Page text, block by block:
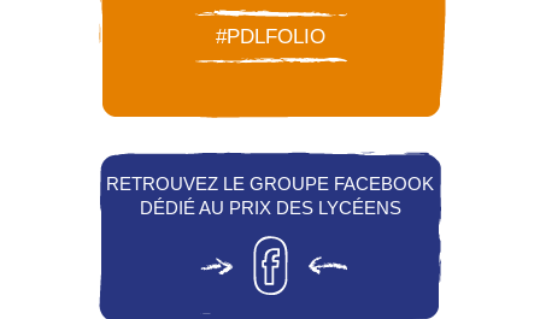
#PDLFOLIO
RETROUVEZ LE GROUPE FACEBOOK
DÉDIÉ AU PRIX DES LYCÉENS